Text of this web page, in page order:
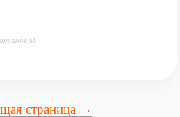
М.
страница →